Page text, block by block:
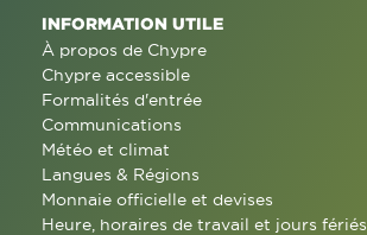
INFORMATION UTILE
À propos de Chypre
Chypre accessible
Formalités d'entrée
Communications
Météo et climat
Langues & Régions
Monnaie officielle et devises
Heure, horaires de travail et jours fériés